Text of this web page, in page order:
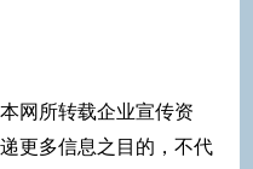
网所转载企业宣传资
更多信息之目的，不代